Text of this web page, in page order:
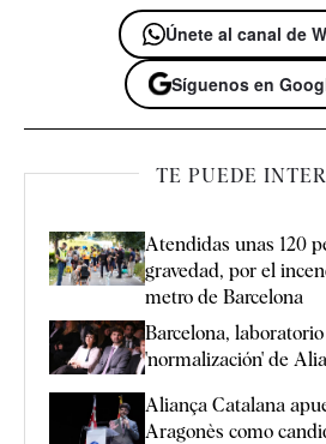
Únete al canal de
Síguenos en
TE PUEDE
Atendidas unas 120
gravedad, por el
metro de Barcelona
Barcelona,
'normalización' de
Aliança Catalana
Aragonès como